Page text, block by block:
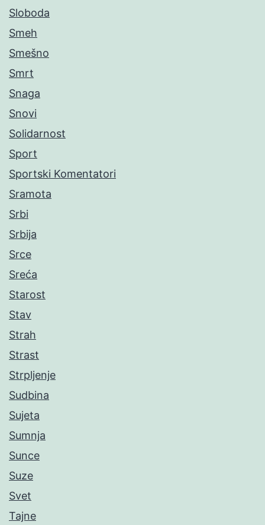
Sloboda
Smeh
Smešno
Smrt
Snaga
Snovi
Solidarnost
Sport
Sportski Komentatori
Sramota
Srbi
Srbija
Srce
Sreća
Starost
Stav
Strah
Strast
Strpljenje
Sudbina
Sujeta
Sumnja
Sunce
Suze
Svet
Tajne